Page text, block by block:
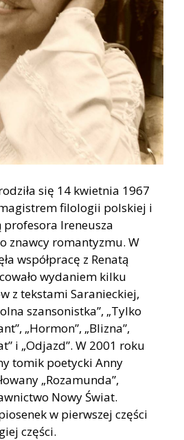
się 14 kwietnia 1967
filologii polskiej i
profesora Ireneusza
znawcy romantyzmu. W
współpracę z Renatą
wydaniem kilku
z tekstami Saranieckiej,
szansonistka”, „Tylko
„Hormon”, „Blizna”,
i „Odjazd”. W 2001 roku
tomik poetycki Anny
„Rozamunda”,
Nowy Świat.
w pierwszej części
części.